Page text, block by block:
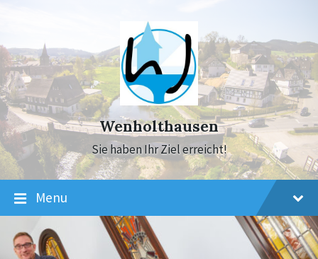
navigation
Wenholthausen
Sie haben Ihr Ziel erreicht!
Menu